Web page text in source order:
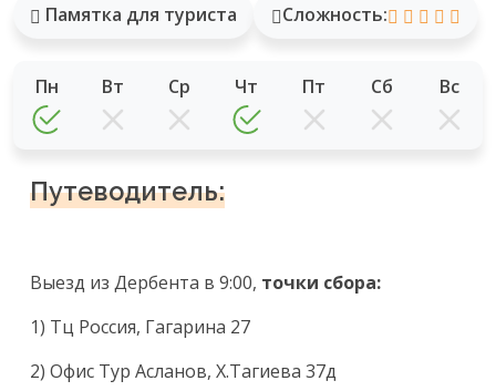
Памятка для туриста Сложность:
Пн Вт Ср Чт Пт Сб Вс
Путеводитель:
Выезд из Дербента в 9:00, точки сбора:
1) Тц Россия, Гагарина 27
2) Офис Тур Асланов, Х.Тагиева 37д